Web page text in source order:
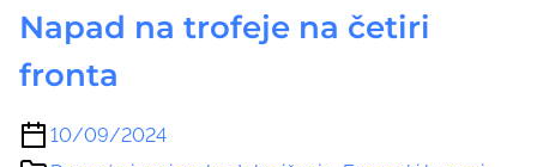
Napad na trofeje na četiri
fronta
10/09/2024